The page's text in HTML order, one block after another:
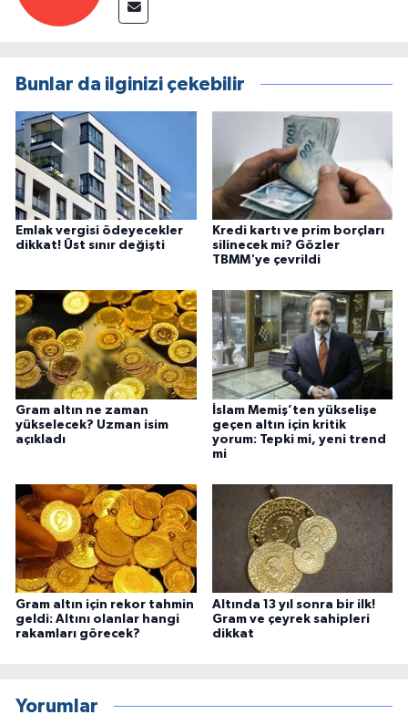
Bunlar da ilginizi çekebilir
Emlak vergisi ödeyecekler
dikkat! Üst sınır değişti
Kredi kartı ve prim borçları
silinecek mi? Gözler
TBMM'ye çevrildi
Gram altın ne zaman
yükselecek? Uzman isim
açıkladı
İslam Memiş’ten yükselişe
geçen altın için kritik
yorum: Tepki mi, yeni trend
mi
Gram altın için rekor tahmin
geldi: Altını olanlar hangi
rakamları görecek?
Altında 13 yıl sonra bir ilk!
Gram ve çeyrek sahipleri
dikkat
Yorumlar